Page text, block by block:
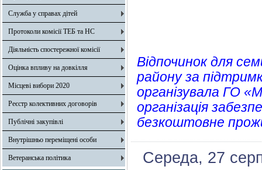
Служба у справах дітей
Протоколи комісії ТЕБ та НС
Діяльність спостережної комісії
Оцінка впливу на довкілля
Місцеві вибори 2020
Реєстр колективних договорів
Публічні закупівлі
Внутрішньо переміщені особи
Ветеранська політика
Відпочинок для
району за
організувала ГО
організація
безкоштовне
Середа, 27